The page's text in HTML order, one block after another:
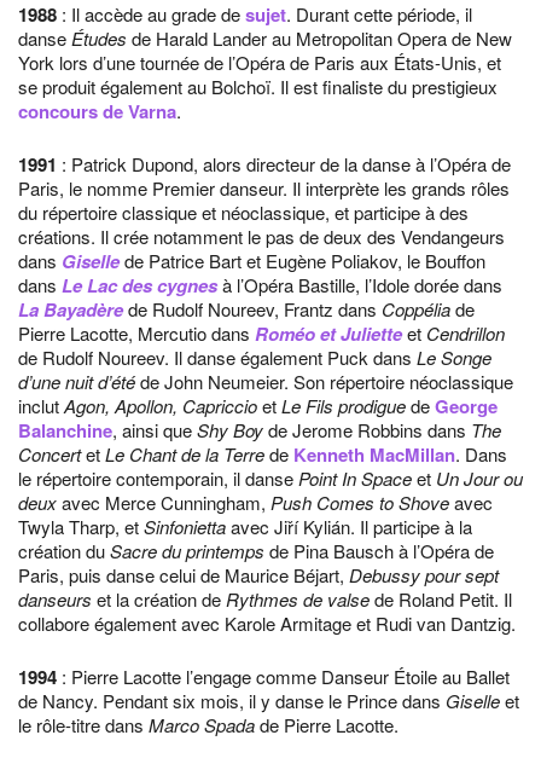
1988 : Il accède au grade desujet. Durant cette période, il
danse Études de Harald Lander au Metropolitan Opera de New
York lors d’une tournée de l’Opéra de Paris aux États-Unis, et
se produit également au Bolchoï. Il est finaliste du prestigieux
concours de Varna.
1991 : Patrick Dupond, alors directeur de la danse à l’Opéra de
Paris, le nomme Premier danseur. Il interprète les grands rôles
du répertoire classique et néoclassique, et participe à des
créations. Il crée notamment le pas de deux des Vendangeurs
dans Gisellede Patrice Bart et Eugène Poliakov, le Bouffon
dans Le Lac des cygnesà l’Opéra Bastille, l’Idole dorée dans
La Bayadèrede Rudolf Noureev, Frantz dans Coppéliade
Pierre Lacotte, Mercutio dans Roméo et Julietteet Cendrillon
de Rudolf Noureev. Il danse également Puck dans Le Songe
d’une nuit d’étéde John Neumeier. Son répertoire néoclassique
inclutAgon, Apollon, CapriccioetLe Fils prodiguedeGeorge
Balanchine, ainsi queShy Boyde Jerome Robbins dans The
ConcertetLe Chant de la Terrede Kenneth MacMillan. Dans
le répertoire contemporain, il danse Point In Spaceet Un Jour ou
deuxavec Merce Cunningham, Push Comes to Shoveavec
Twyla Tharp, etSinfoniettaavec Jiří Kylián. Il participe à la
création duSacre du printemps de Pina Bausch à l’Opéra de
Paris, puis danse celui de Maurice Béjart, Debussy pour sept
danseurs et la création de Rythmes de valsede Roland Petit. Il
collabore également avec Karole Armitage et Rudi van Dantzig.
1994 : Pierre Lacotte l’engage comme Danseur Étoile au Ballet
de Nancy. Pendant six mois, il y danse le Prince dans Giselleet
le rôle-titre dans Marco Spadade Pierre Lacotte.